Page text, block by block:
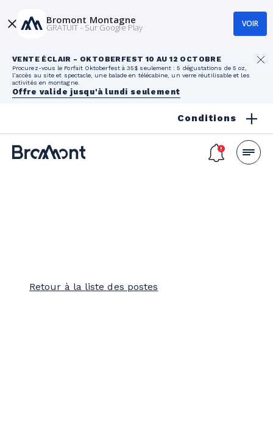
VENTE ÉCLAIR - OKTOBERFEST 10 AU 12 OCTOBRE
Procurez-vous le Forfait Oktoberfest à 35$ seulement : 5 dégustations de 5 oz,
l’accès au site et spectacle, une balade en télécabine, un verre réutilisable et les
activités en montagne.
Offre valide jusqu'à lundi seulement
Conditions
Retour à la liste des postes
Bromont Montagne
GRATUIT - Sur Google Play VOIR